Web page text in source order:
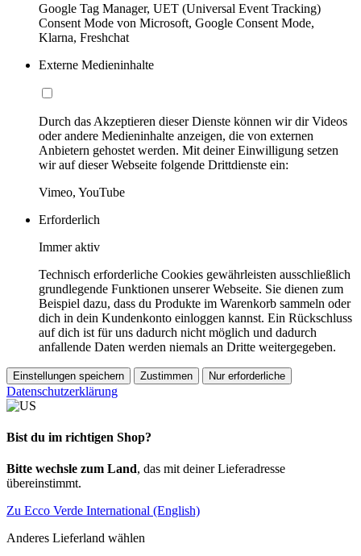
Google Tag Manager, UET (Universal Event Tracking)
Consent Mode von Microsoft, Google Consent Mode,
Klarna, Freshchat
Externe Medieninhalte
Durch das Akzeptieren dieser Dienste können wir dir Videos
oder andere Medieninhalte anzeigen, die von externen
Anbietern gehostet werden. Mit deiner Einwilligung setzen
wir auf dieser Webseite folgende Drittdienste ein:
Vimeo, YouTube
Erforderlich
Immer aktiv
Technisch erforderliche Cookies gewährleisten ausschließlich
grundlegende Funktionen unserer Webseite. Sie dienen zum
Beispiel dazu, dass du Produkte im Warenkorb sammeln oder
dich in dein Kundenkonto einloggen kannst. Ein Rückschluss
auf dich ist für uns dadurch nicht möglich und dadurch
anfallende Daten werden niemals an Dritte weitergegeben.
Einstellungen speichern Zustimmen Nur erforderliche
Datenschutzerklärung
Bist du im richtigen Shop?
Bitte wechsle zum Land, das mit deiner Lieferadresse
übereinstimmt.
Zu Ecco Verde International (English)
Anderes Lieferland wählen